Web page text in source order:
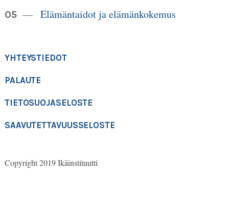
Elämäntaidot ja elämänkokemus
YHTEYSTIEDOT
PALAUTE
TIETOSUOJASELOSTE
SAAVUTETTAVUUSSELOSTE
Copyright 2019 Ikäinstituutti